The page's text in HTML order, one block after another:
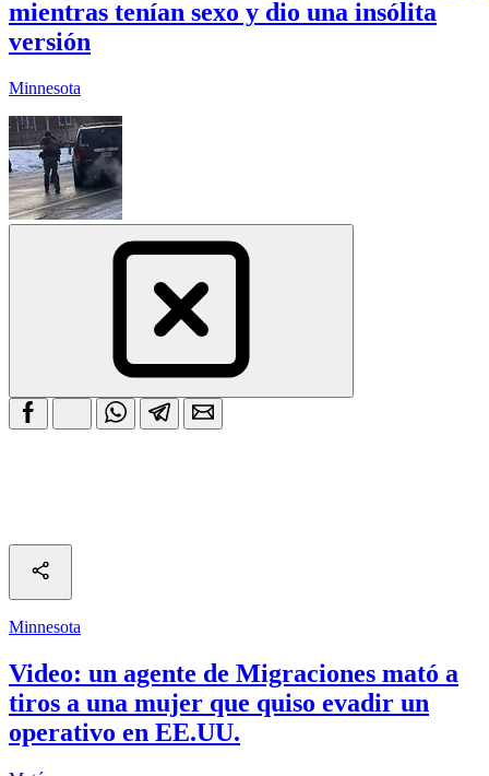
mientras tenían sexo y dio una insólita
versión
Minnesota
Minnesota
Video: un agente de Migraciones mató a
tiros a una mujer que quiso evadir un
operativo en EE.UU.